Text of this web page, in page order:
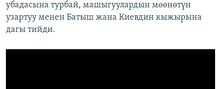
убадасына турбай, машыгуулардын мөөнөтүн
узартуу менен Батыш жана Киевдин кыжырына
дагы тийди.